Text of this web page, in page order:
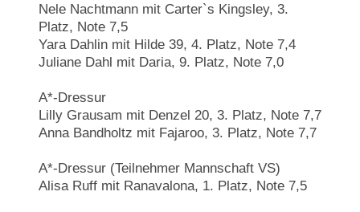
Nele Nachtmann mit Carter`s Kingsley, 3.
Platz, Note 7,5
Yara Dahlin mit Hilde 39, 4. Platz, Note 7,4
Juliane Dahl mit Daria, 9. Platz, Note 7,0
A*-Dressur
Lilly Grausam mit Denzel 20, 3. Platz, Note 7,7
Anna Bandholtz mit Fajaroo, 3. Platz, Note 7,7
A*-Dressur (Teilnehmer Mannschaft VS)
Alisa Ruff mit Ranavalona, 1. Platz, Note 7,5